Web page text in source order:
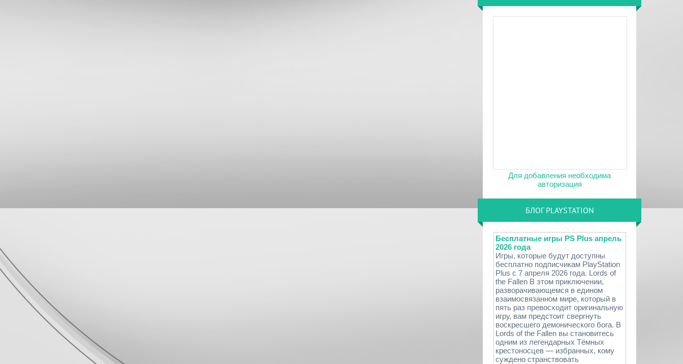
Для добавления необходима
авторизация
БЛОГ PLAYSTATION
Бесплатные игры PS Plus апрель
2026 года
Игры, которые будут доступны
бесплатно подписчикам PlayStation
Plus с 7 апреля 2026 года. Lords of
the Fallen В этом приключении,
разворачивающемся в едином
взаимосвязанном мире, который в
пять раз превосходит оригинальную
игру, вам предстоит свергнуть
воскресшего демонического бога. В
Lords of the Fallen вы становитесь
одним из легендарных Тёмных
крестоносцев — избранных, кому
суждено странствовать